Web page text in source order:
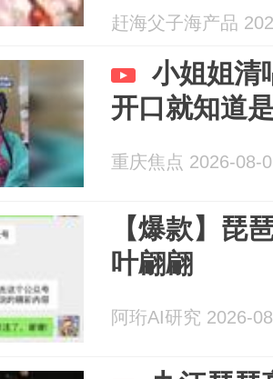
赶海父子海产品
小姐姐清
开口就知道
重庆焦点 2026-08-
【爆款】琵
叶翩翩
阿珩AI研究 2026-